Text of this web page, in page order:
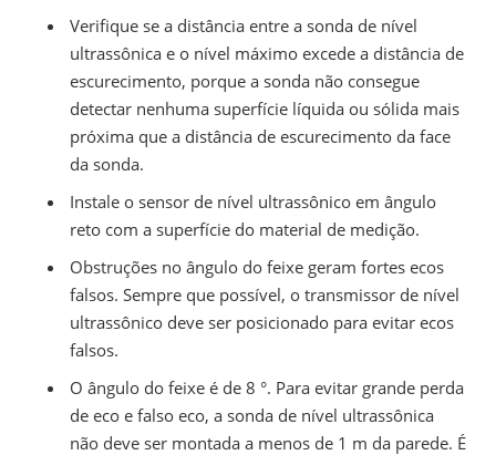
Verifique se a distância entre a sonda de nível
ultrassônica e o nível máximo excede a distância de
escurecimento, porque a sonda não consegue
detectar nenhuma superfície líquida ou sólida mais
próxima que a distância de escurecimento da face
da sonda.
Instale o sensor de nível ultrassônico em ângulo
reto com a superfície do material de medição.
Obstruções no ângulo do feixe geram fortes ecos
falsos. Sempre que possível, o transmissor de nível
ultrassônico deve ser posicionado para evitar ecos
falsos.
O ângulo do feixe é de 8 °. Para evitar grande perda
de eco e falso eco, a sonda de nível ultrassônica
não deve ser montada a menos de 1 m da parede. É